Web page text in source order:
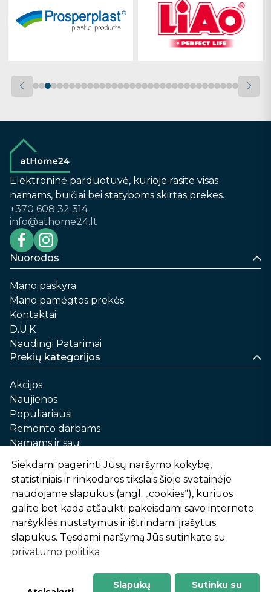
Elektroninė parduotuvė, kurioje rasite visas
namams, buičiai bei statyboms skirtas prekes.
+370 608 32 314
info@athome24.lt
Nuorodos
Mano paskyra
Mano pamėgtos prekės
Kontaktai
D.U.K
Naudingi Patarimai
Prekių kategorijos
Akcijos
Naujienos
Populiariausi
Remonto darbams
Namams ir sau
Automobilių priežiūrai
Sodui ir daržui
Informacija
Apie mus
Prekių pirkimo – pardavimo taisyklės
Prekių pristatymas ir atsiėmimas
Garantinis aptarnavimas ir prekių grąžinimas
Privatumo politika
Siekdami pagerinti Jūsų naršymo kokybę,
statistiniais ir rinkodaros tikslais šioje svetainėje
naudojame slapukus (angl. „cookies“), kuriuos
galite bet kada atšaukti pakeisdami savo interneto
naršyklės nustatymus ir ištrindami įrašytus
slapukus. Tęsdami naršymą Jūs sutinkate su
privatumo politika
Slapukų Sutinku su